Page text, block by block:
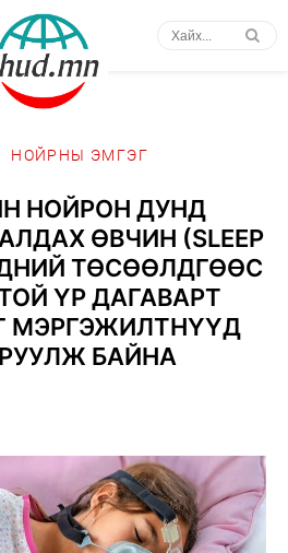
НОЙРНЫ ЭМГЭГ
НОЙРОН ДУНД
ӨВЧИН (SLEEP
ТӨСӨӨЛДГӨӨС
ҮР ДАГАВАРТ
МЭРГЭЖИЛТНҮҮД
БАЙНА